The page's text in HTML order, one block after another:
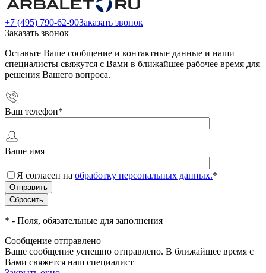
+7 (495) 790-62-90Заказать звонок
Заказать звонок
Оставьте Ваше сообщение и контактные данные и наши
специалисты свяжутся с Вами в ближайшее рабочее время для
решения Вашего вопроса.
Ваш телефон*
Ваше имя
Я согласен на обработку персональных данных.*
* - Поля, обязательные для заполнения
Сообщение отправлено
Ваше сообщение успешно отправлено. В ближайшее время с
Вами свяжется наш специалист